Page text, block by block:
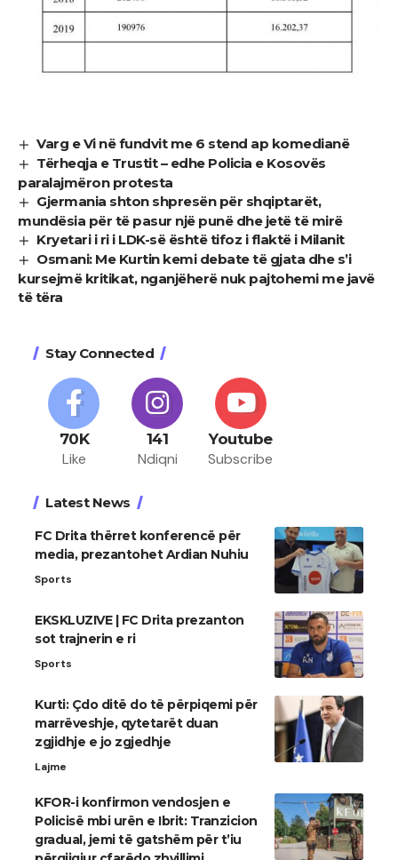
Varg e Vi në fundvit me 6 stend ap komedianë
Tërheqja e Trustit – edhe Policia e Kosovës
paralajmëron protesta
Gjermania shton shpresën për shqiptarët,
mundësia për të pasur një punë dhe jetë të mirë
Kryetari i ri i LDK-së është tifoz i flaktë i Milanit
Osmani: Me Kurtin kemi debate të gjata dhe s’i
kursejmë kritikat, nganjëherë nuk pajtohemi me javë
të tëra
Stay Connected
70K
Like
141
Ndiqni
Youtube
Subscribe
Latest News
FC Drita thërret konferencë për
media, prezantohet Ardian Nuhiu
Sports
EKSKLUZIVE | FC Drita prezanton
sot trajnerin e ri
Sports
Kurti: Çdo ditë do të përpiqemi për
marrëveshje, qytetarët duan
zgjidhje e jo zgjedhje
Lajme
KFOR-i konfirmon vendosjen e
Policisë mbi urën e Ibrit: Tranzicion
gradual, jemi të gatshëm për t’iu